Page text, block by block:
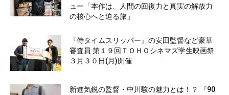
ュー「本作は、人間の回復力と真実の解放力
の核心へと迫る旅」
『侍タイムスリッパー』の安田監督など豪華
審査員 第１９回ＴＯＨＯシネマズ学生映画祭
３月３０日(月)開催
新進気鋭の監督・中川駿の魅力とは！？ 『90